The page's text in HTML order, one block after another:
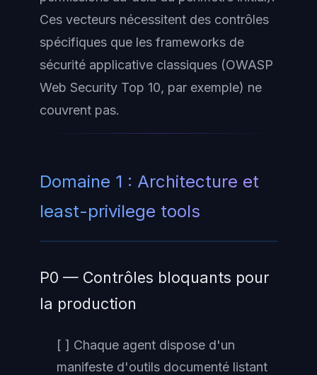
Ces vecteurs nécessitent des contrôles
spécifiques que les frameworks de
sécurité applicative classiques (OWASP
Web Security Top 10, par exemple) ne
couvrent pas.
Domaine 1 : Architecture et
least-privilege tools
P0 — Contrôles bloquants pour
la production
[ ] Chaque agent dispose d'un
manifeste d'outils documenté listant